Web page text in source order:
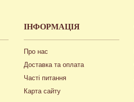
ІНФОРМАЦІЯ
Про нас
Доставка та оплата
Часті питання
Карта сайту